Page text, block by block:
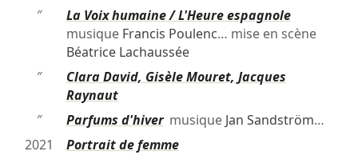
″
La Voix humaine / L'Heure espagnole
musique Francis Poulenc… mise en scène
Béatrice Lachaussée
″
Clara David, Gisèle Mouret, Jacques
Raynaut
″
Parfums d'hivermusique Jan Sandström…
2021
Portrait de femme